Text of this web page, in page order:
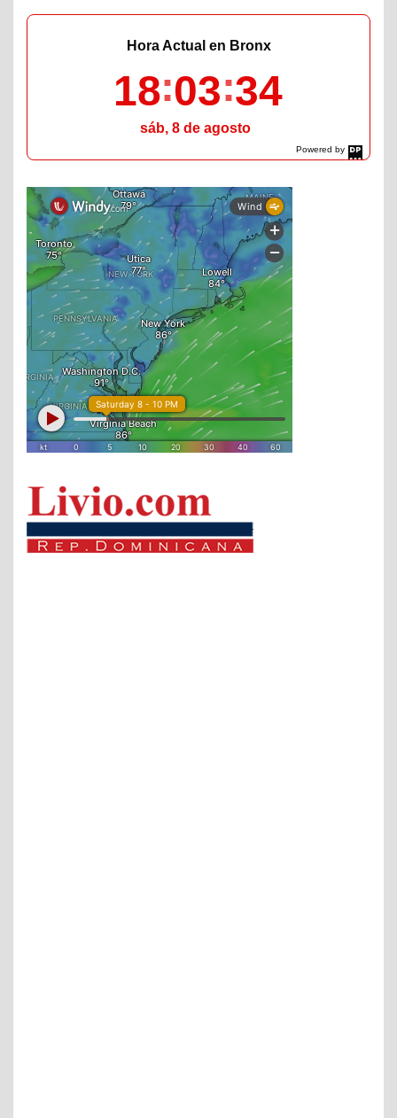
Powered by
DaysPedia.com
Hora Actual en Bronx
18 03 35
sáb, 8 de agosto